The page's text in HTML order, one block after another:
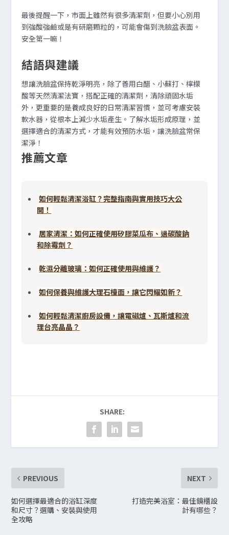
最後提醒一下，市面上雖然有很多清潔劑，但要小心別用
到強酸強鹼或是有研磨顆粒的，可能會傷到洗臉盆表面。
安全第一嘛！
結語與建議
想讓洗臉盆保持乾淨明亮，除了善用白醋、小蘇打、檸檬
酸等天然清潔法寶，搭配正確的清潔劑，清除頑固水垢
外，更重要的是養成良好的日常清潔習慣，並可考慮安裝
軟水器，從根本上減少水垢產生。了解水垢形成原理，並
選擇適合的清潔方式，才能有效預防水垢，讓洗臉盆常保
潔淨！
推薦文章
如何輕鬆清潔浴缸？完整指南與實用技巧大公
開！
居家清潔：如何正確使用矽膠菜瓜布、過碳酸鈉
和除霉劑？
乾濕分離玻璃：如何正確使用與維護？
如何保養與維護大理石檯面，讓它閃耀如新？
如何輕鬆清潔廚房設備，讓電磁爐、瓦斯爐和流
理台亮晶晶？
SHARE:
PREVIOUS
如何選擇最適合的浴缸深度
和尺寸？選購、安裝與使用
全攻略
NEXT
打造完美浴室：最佳鏡櫃設
計有哪些？